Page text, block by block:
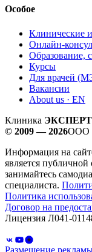
Особое
Клинические
Онлайн-
Образование,
Курсы
Для врачей
Вакансии
About us · EN
Клиника ЭКСПЕРТ
© 2009 — 2026ООО
Информация на
является
занимайтесь
специалиста.
Политика
Договор на
Лицензия Л041-
Размещение